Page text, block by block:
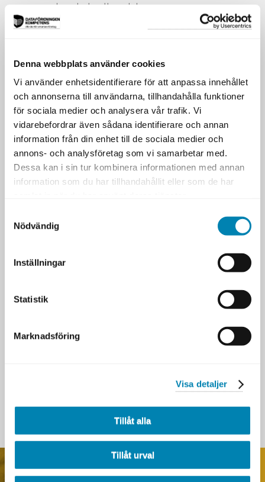
Denna webbplats använder cookies
Vi använder enhetsidentifierare för att anpassa innehållet
och annonserna till användarna, tillhandahålla funktioner
för sociala medier och analysera vår trafik. Vi
vidarebefordrar även sådana identifierare och annan
information från din enhet till de sociala medier och
annons- och analysföretag som vi samarbetar med.
Dessa kan i sin tur kombinera informationen med annan
information som du har tillhandahållit eller som de har
Nödvändig
Inställningar
Statistik
Marknadsföring
Visa detaljer
Tillåt alla
Tillåt urval
verksamhetsnytta och kursprogrammen
uppdateras kontinuerligt för att motsvara
marknadens krav.
kvalitetssäkringar av den kompetens som
deltagarna får med sig från oss. Vi har
bland annat etablerat flertalet
certifierande utbildningar av yrkesroller,
som blivit de facto-standarder för
kompetensprofiler i Sverige – som till
exempel IT-arkitekt, CIO och
verksamhetsarkitekt.
Välkommen att
KONTAKT